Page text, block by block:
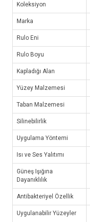
Koleksiyon
Marka
Rulo Eni
Rulo Boyu
Kapladığı Alan
Yüzey Malzemesi
Taban Malzemesi
Silinebilirlik
Uygulama Yöntemi
Isı ve Ses Yalıtımı
Güneş Işığına
Dayanıklılık
Antibakteriyel Özellik
Uygulanabilir Yüzeyler